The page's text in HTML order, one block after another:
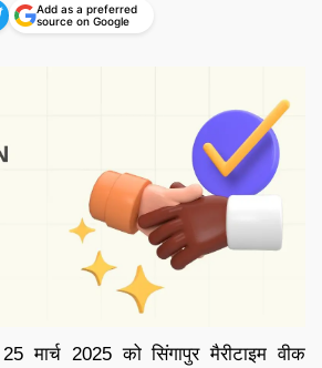
Add as a preferred
source on Google
मार्च 2025 को सिंगापुर मैरीटाइम वीक